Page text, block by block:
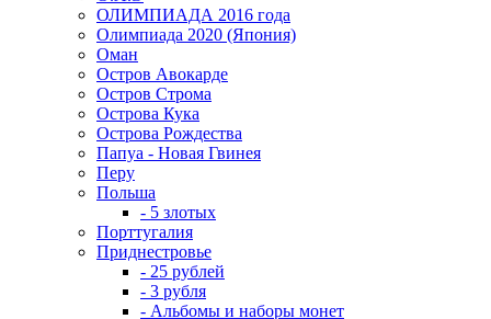
ОЛИМПИАДА 2016 года
Олимпиада 2020 (Япония)
Оман
Остров Авокарде
Остров Строма
Острова Кука
Острова Рождества
Папуа - Новая Гвинея
Перу
Польша
- 5 злотых
Порттугалия
Приднестровье
- 25 рублей
- 3 рубля
- Альбомы и наборы монет